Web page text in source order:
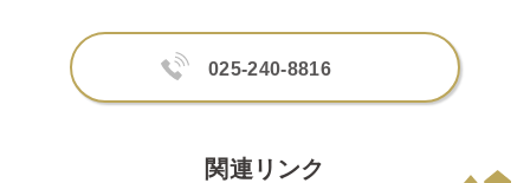
025-240-8816
関連リンク